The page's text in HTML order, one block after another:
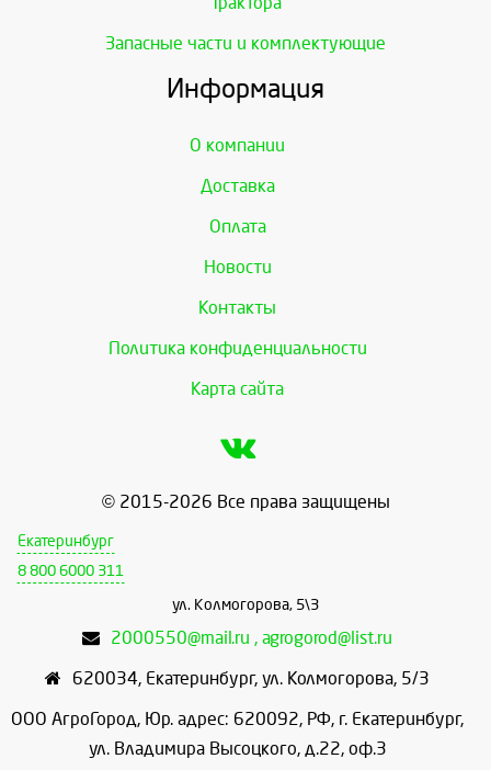
Запасные части и комплектующие
Информация
О компании
Доставка
Оплата
Новости
Контакты
Политика конфиденциальности
Карта сайта
© 2015-2026 Все права защищены
Екатеринбург
8 800 6000 311
ул. Колмогорова, 5\3
2000550@mail.ru , agrogorod@list.ru
620034, Екатеринбург, ул. Колмогорова, 5/3
ООО АгроГород, Юр. адрес: 620092, РФ, г. Екатеринбург,
ул. Владимира Высоцкого, д.22, оф.3